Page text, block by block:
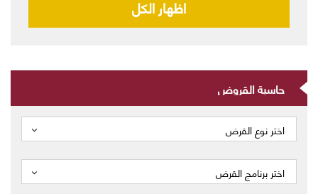
اظهار الكل
حاسبة القروض
اختر نوع القرض
اختر برنامج القرض